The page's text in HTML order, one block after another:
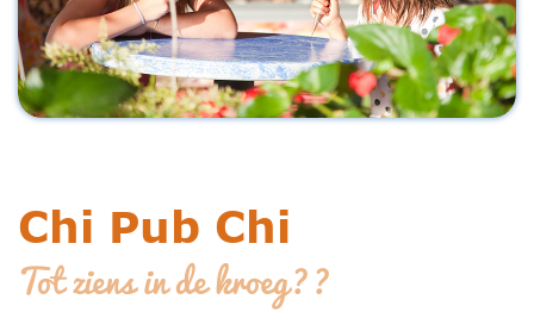
Chi Pub Chi
Tot ziens in de kroeg??